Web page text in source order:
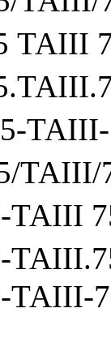
ТАIII
ТАIII-
ТАIII/
ТАIII
ТАIII-